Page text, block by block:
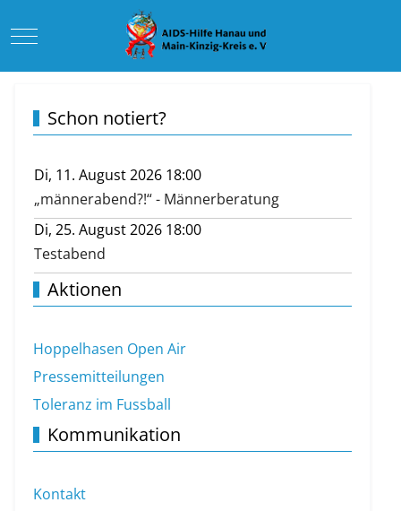
Mobile Menu Toggle
Schon notiert?
Di, 11. August 2026 18:00
„männerabend?!“ - Männerberatung
Di, 25. August 2026 18:00
Testabend
Aktionen
Hoppelhasen Open Air
Pressemitteilungen
Toleranz im Fussball
Kommunikation
Kontakt